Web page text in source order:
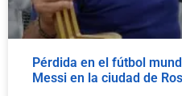
Pérdida en el fútbol
Messi en la ciudad de